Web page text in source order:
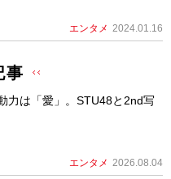
エンタメ 2024.01.16
事
力は「愛」。STU48と2nd写
エンタメ 2026.08.04